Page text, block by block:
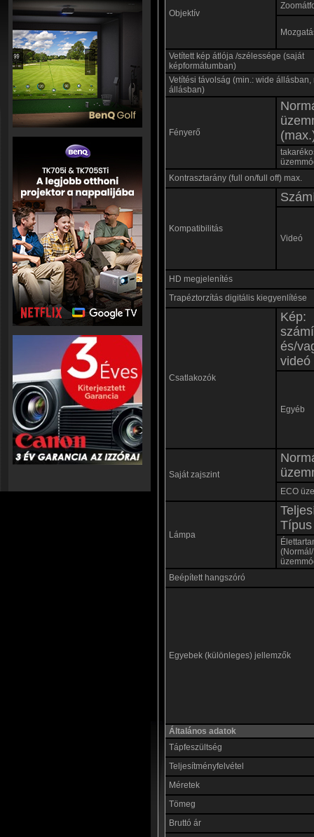
Objektív
Vetített kép átlója /szélessége (saját
képformátumban)
Vetítési távolság (min.: wide állásban,
állásban)
Fényerő
Kontrasztarány (full on/full off) max.
Kompatibilitás
Videó
HD megjelenítés
Trapéztorzítás digitális kiegyenlítése
Csatlakozók
Kép:
és/
videó
Egyéb
Saját zajszint
ECO
Lámpa
Típus
Beépített hangszóró
Egyebek (különleges) jellemzők
Általános adatok
Tápfeszültség
Teljesítményfelvétel
Méretek
Tömeg
Bruttó ár